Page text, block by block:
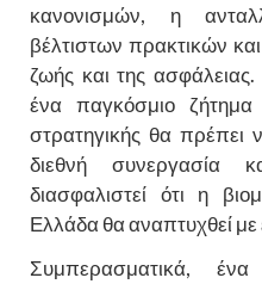
κανονισμών, η
βέλτιστων πρακτικών
ζωής και της
ένα παγκόσμιο ζήτημα
στρατηγικής θα πρέπει
διεθνή συνεργασία
διασφαλιστεί ότι η
Ελλάδα θα αναπτυχθεί
Συμπερασματικά,